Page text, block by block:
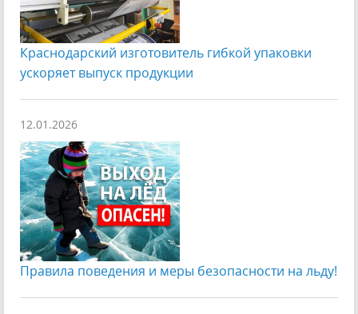
Краснодарский изготовитель гибкой упаковки
ускоряет выпуск продукции
12.01.2026
Правила поведения и меры безопасности на льду!